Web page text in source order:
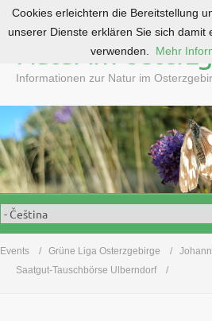
o
o
n
t
e
n
Natur im
Informationen zur Natur im
Events Grüne Liga Osterzgebirge
Saatgut-Tauschbörse Ulberndorf
Cookies erleichtern die Bereitstellung
unserer Dienste erklären Sie sich damit
verwenden.
Mehr